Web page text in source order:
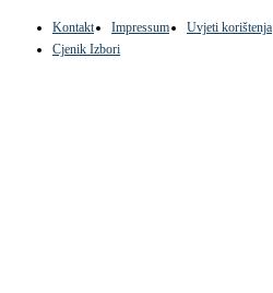
Kontakt Impressum Uvjeti korištenja
Cjenik Izbori